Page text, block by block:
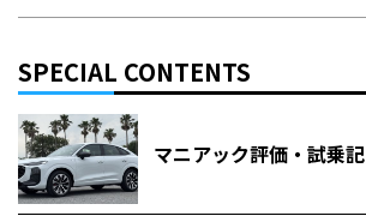
SPECIAL CONTENTS
マニアック評価・試乗記